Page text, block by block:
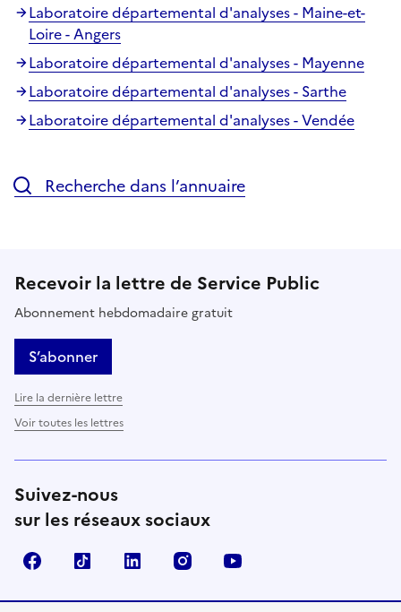
Laboratoire départemental d'analyses - Maine-et-
Loire - Angers
Laboratoire départemental d'analyses - Mayenne
Laboratoire départemental d'analyses - Sarthe
Laboratoire départemental d'analyses - Vendée
Recherche dans l’annuaire
Recevoir la lettre de Service Public
Abonnement hebdomadaire gratuit
S’abonner
Lire la dernière lettre
Voir toutes les lettres
Suivez-nous
sur les réseaux sociaux
FacebookTikTok LinkedIn Instagram